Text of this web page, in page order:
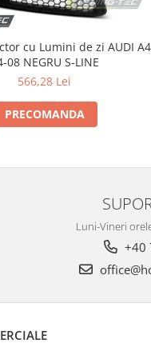
cu Lumini de zi AUDI A4
08 NEGRU S-LINE
566,28 Lei
PRECOMANDA
Luni-Vineri
+40